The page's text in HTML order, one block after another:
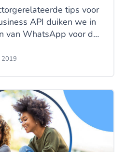
tips voor
API duiken we in
van WhatsApp voor de
Platform de druk
bieden, van fysieke
en van online
voedingswaren tot
2019